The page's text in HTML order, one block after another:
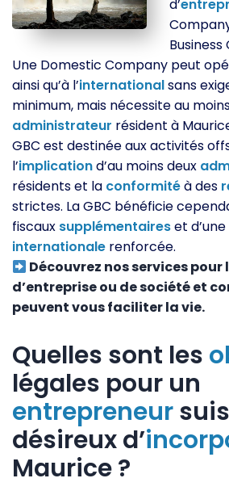
d’
Une Domestic Company peut
ainsi qu’à l’internationalsans
minimum, mais nécessite au
administrateur résident à
GBC est destinée aux activités
l’implicationd’au moins deux
résidents et la conformitéà des
strictes. La GBC bénéficie
fiscaux supplémentaireset d’une
internationale renforcée.
Découvrez nos services
d’entreprise ou de société et
peuvent vous faciliter la vie.
Quelles sont les
légales pour un
entrepreneur
désireux d’
Maurice ?